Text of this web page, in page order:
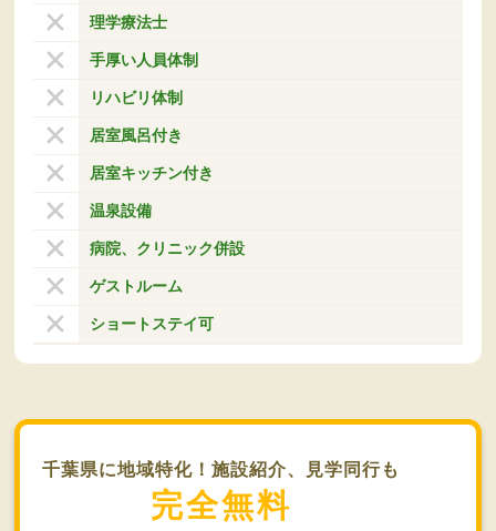
理学療法士
手厚い人員体制
リハビリ体制
居室風呂付き
居室キッチン付き
温泉設備
病院、クリニック併設
ゲストルーム
ショートステイ可
千葉県に地域特化！施設紹介、見学同行も
完全無料